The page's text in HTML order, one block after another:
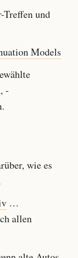
und
Models
-
wie es
…
allen